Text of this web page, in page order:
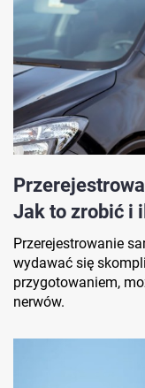
Jak to zrobić i
Przerejestrowanie
wydawać się
przygotowaniem,
nerwów.